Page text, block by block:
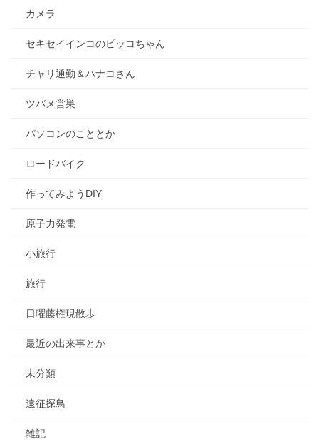
カメラ
セキセイインコのピッコちゃん
チャリ通勤＆ハナコさん
ツバメ営巣
パソコンのこととか
ロードバイク
作ってみようDIY
原子力発電
小旅行
旅行
日曜藤権現散歩
最近の出来事とか
未分類
遠征探鳥
雑記